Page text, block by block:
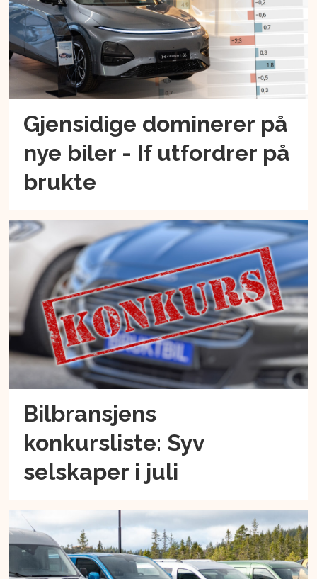
Gjensidige dominerer på
nye biler - If utfordrer på
brukte
Bilbransjens
konkursliste: Syv
selskaper i juli